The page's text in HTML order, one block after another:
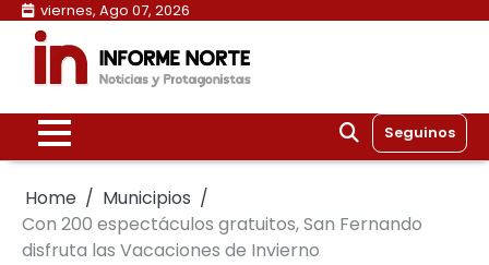
Skip
content
viernes, Ago 07, 2026
Seguinos
Home
Municipios
Con 200 espectáculos gratuitos, San Fernando
disfruta las Vacaciones de Invierno